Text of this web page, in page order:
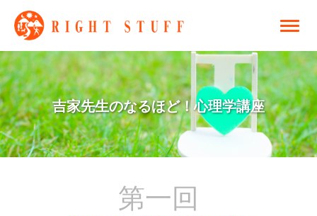
吉家先生のなるほど！心理学講座
第一回